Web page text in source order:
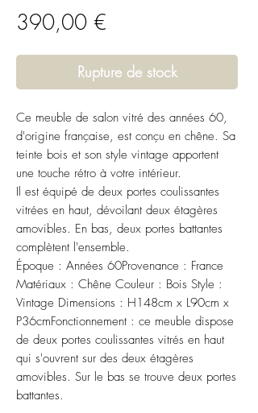
390,00 €
Rupture de stock
Ce meuble de salon vitré des années 60,
d'origine française, est conçu en chêne. Sa
teinte bois et son style vintage apportent
une touche rétro à votre intérieur.
Il est équipé de deux portes coulissantes
vitrées en haut, dévoilant deux étagères
amovibles. En bas, deux portes battantes
complètent l'ensemble.
Époque : Années 60Provenance : France
Matériaux : Chêne Couleur : Bois Style :
Vintage Dimensions : H148cm x L90cm x
P36cmFonctionnement : ce meuble dispose
de deux portes coulissantes vitrés en haut
qui s'ouvrent sur des deux étagères
amovibles. Sur le bas se trouve deux portes
battantes.